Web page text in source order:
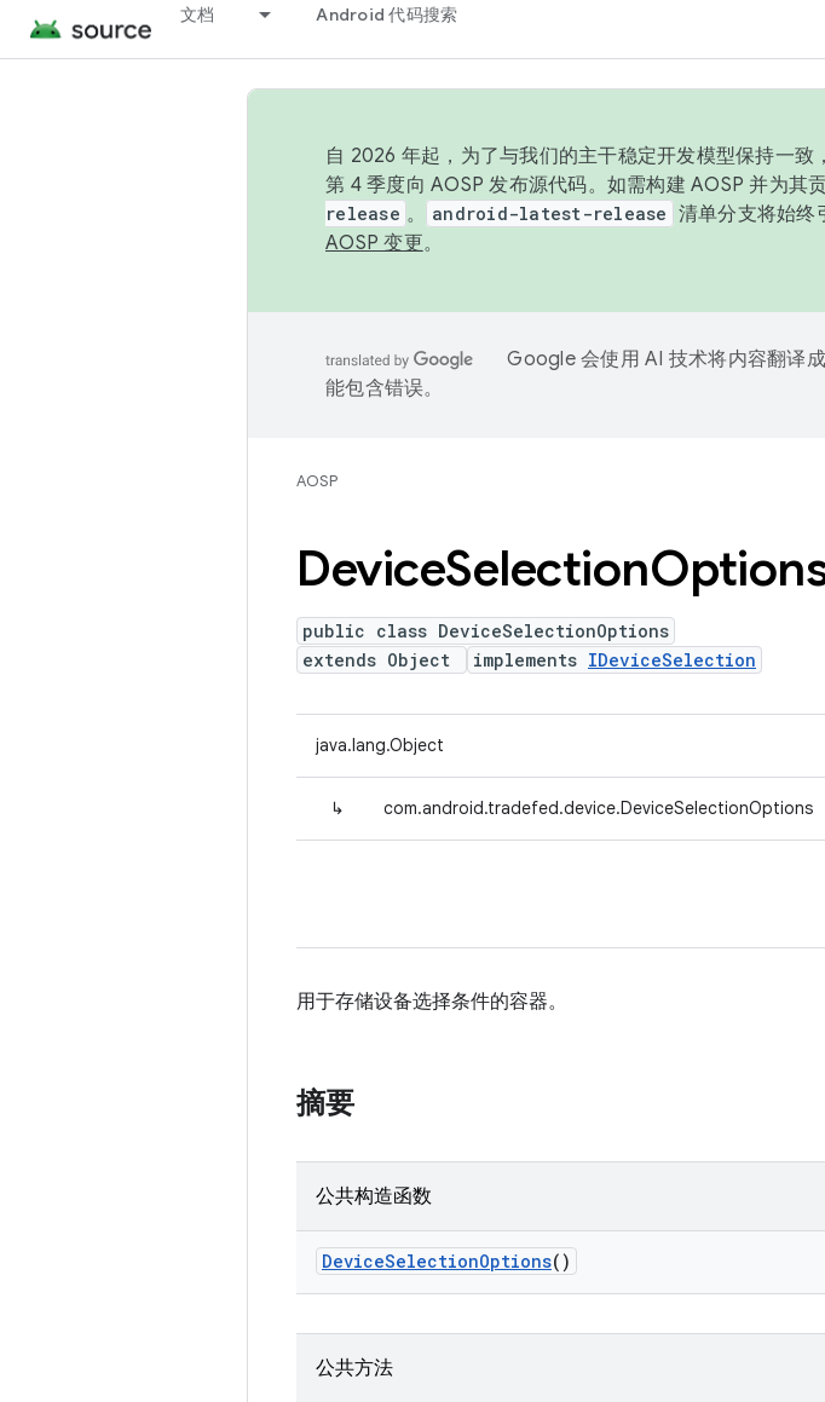
文档 Android 代码搜索
自 2026 年起，为了与我们的主干稳定开发模型保持一
第 4 季度向 AOSP 发布源代码。如需构建 AOSP 并为其
release 。 android-latest-release 清单分支将始终
AOSP 变更。
Google 会使用 AI 技术将内容翻译
能包含错误。
AOSP
DeviceSelection
public class DeviceSelectionOptions
extends Object
implements IDeviceSelection
java.lang.Object
↳ com.android.tradefed.device.DeviceSelectionOptions
用于存储设备选择条件的容器。
摘要
公共构造函数
DeviceSelectionOptions()
公共方法